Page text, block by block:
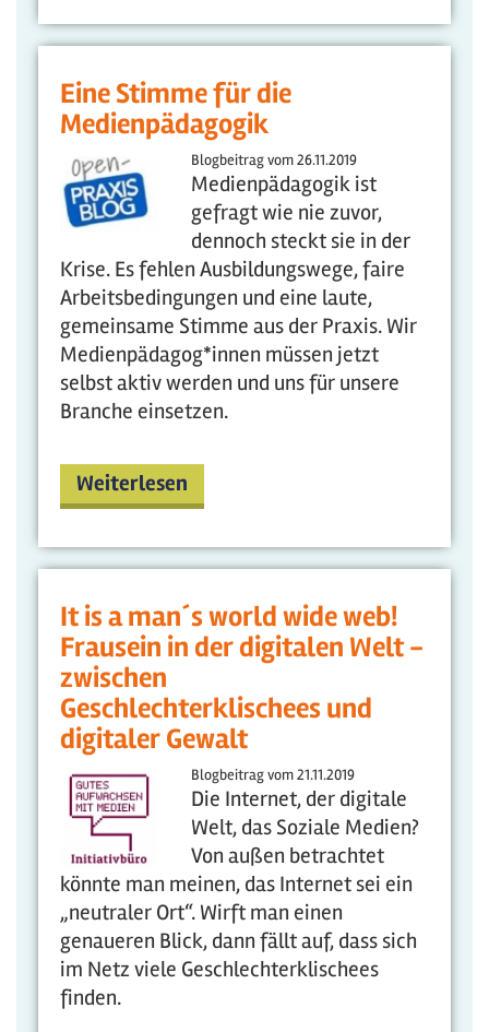
Eine Stimme für die
Medienpädagogik
Blogbeitrag vom26.11.2019
Medienpädagogik ist
gefragt wie nie zuvor,
dennoch steckt sie in der
Krise. Es fehlen Ausbildungswege, faire
Arbeitsbedingungen und eine laute,
gemeinsame Stimme aus der Praxis. Wir
Medienpädagog*innen müssen jetzt
selbst aktiv werden und uns für unsere
Branche einsetzen.
Weiterlesen
It is a man´s world wide web!
Frausein in der digitalen Welt -
zwischen
Geschlechterklischees und
digitaler Gewalt
Blogbeitrag vom21.11.2019
Die Internet, der digitale
Welt, das Soziale Medien?
Von außen betrachtet
könnte man meinen, das Internet sei ein
„neutraler Ort“. Wirft man einen
genaueren Blick, dann fällt auf, dass sich
im Netz viele Geschlechterklischees
finden.